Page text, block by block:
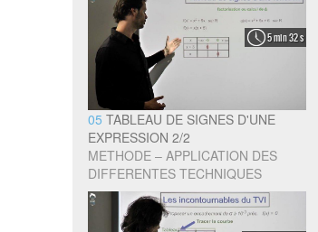
5 min 32 s
05TABLEAU DE SIGNES D'UNE
EXPRESSION 2/2
METHODE – APPLICATION DES
DIFFERENTES TECHNIQUES